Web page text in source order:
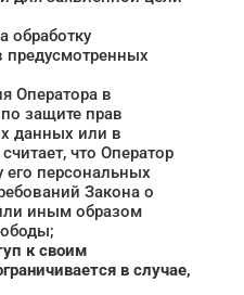
обработку
Оператора в
защите прав
данных или в
что Оператор
его персональных
Закона о
иным образом
к своим
в случае,